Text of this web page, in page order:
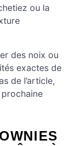
ou la
des noix ou
exactes de
de l’article,